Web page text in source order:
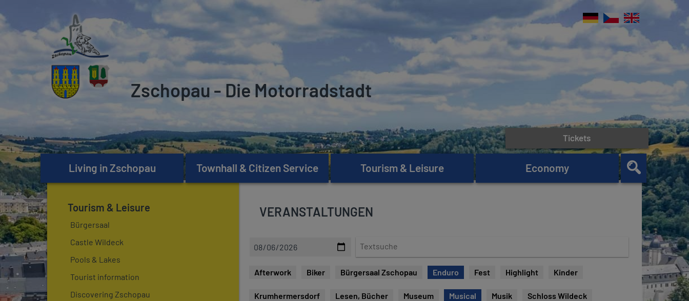
Zschopau - Die Motorradstadt
Living in Zschopau Townhall & Citizen Service Tourism & Leisure Economy
Tickets
Tourism & Leisure
Bürgersaal
Castle Wildeck
Pools & Lakes
Tourist information
Discovering Zschopau
VERANSTALTUNGEN
t
u
Afterwork Biker Bürgersaal Zschopau Enduro Fest Highlight Kinder
Krumhermersdorf Lesen, Bücher Museum Musical Musik Schloss Wildeck